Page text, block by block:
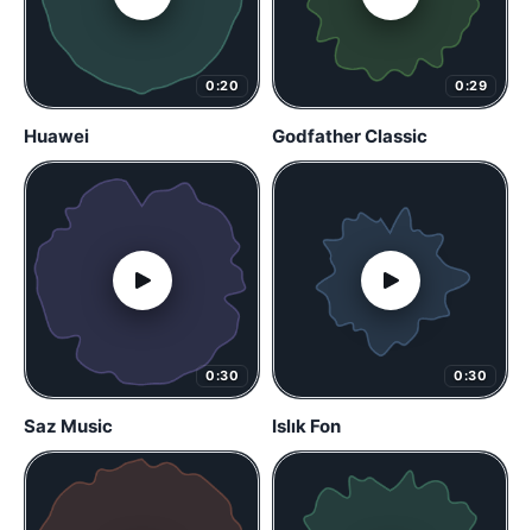
0:20
Huawei
0:29
Godfather Classic
0:30
Saz Music
0:30
Islık Fon